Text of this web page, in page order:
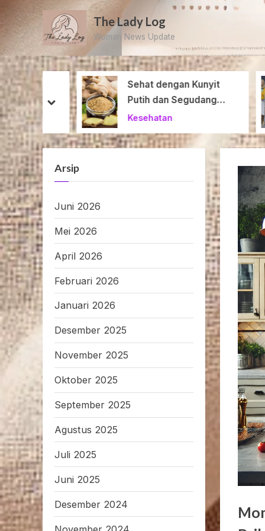
Skip
to
content
The Lady Log
Woman News Update
&
Sehat dengan Kunyit
Putih dan Segudang
Manfaatnya
Kesehatan
prev
next
Arsip
Juni 2026
Mei 2026
April 2026
Februari 2026
Januari 2026
Desember 2025
November 2025
Oktober 2025
September 2025
Agustus 2025
Juli 2025
Juni 2025
Desember 2024